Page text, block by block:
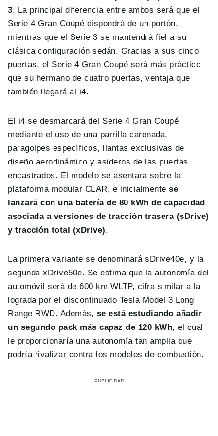
3. La principal diferencia entre ambos será que el
Serie 4 Gran Coupé dispondrá de un portón,
mientras que el Serie 3 se mantendrá fiel a su
clásica configuración sedán. Gracias a sus cinco
puertas, el Serie 4 Gran Coupé será más práctico
que su hermano de cuatro puertas, ventaja que
también llegará al i4.
El i4 se desmarcará del Serie 4 Gran Coupé
mediante el uso de una parrilla carenada,
paragolpes específicos, llantas exclusivas de
diseño aerodinámico y asideros de las puertas
encastrados. El modelo se asentará sobre la
plataforma modular CLAR, e inicialmentese
lanzará con una batería de 80 kWh de capacidad
asociada a versiones de tracción trasera (sDrive)
y tracción total (xDrive).
La primera variante se denominará sDrive40e, y la
segunda xDrive50e. Se estima que la autonomía del
automóvil será de 600 km WLTP, cifra similar a la
lograda por el discontinuado Tesla Model 3 Long
Range RWD. Además, se está estudiando añadir
un segundo pack más capaz de 120 kWh, el cual
le proporcionaría una autonomía tan amplia que
podría rivalizar contra los modelos de combustión.